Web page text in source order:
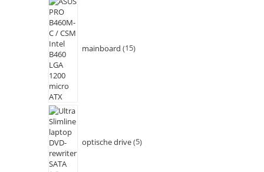
mainboard 15
optische drive 5